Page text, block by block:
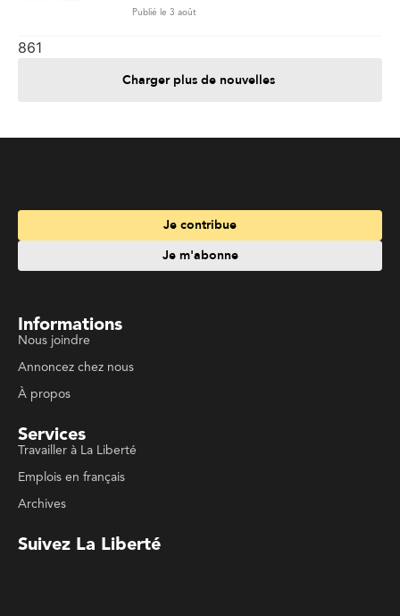
Publié le 3 août
861
Charger plus de nouvelles
Je contribue
Je m'abonne
Informations
Nous joindre
À propos
Services
Emplois en français